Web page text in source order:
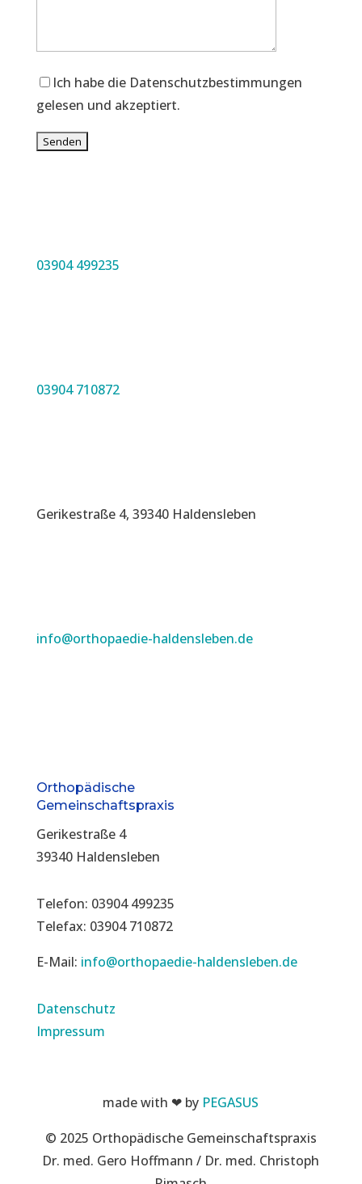
Ich habe die Datenschutzbestimmungen
gelesen und akzeptiert.
03904 499235
03904 710872
Gerikestraße 4, 39340 Haldensleben
info@orthopaedie-haldensleben.de
Orthopädische
Gemeinschaftspraxis
Gerikestraße 4
39340 Haldensleben
Telefon: 03904 499235
Telefax: 03904 710872
E-Mail: info@orthopaedie-haldensleben.de
Datenschutz
Impressum
made with ❤ by PEGASUS
© 2025 Orthopädische Gemeinschaftspraxis
Dr. med. Gero Hoffmann / Dr. med. Christoph